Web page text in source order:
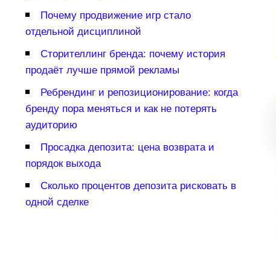
Почему продвижение игр стало
отдельной дисциплиной
Сторителлинг бренда: почему история
продаёт лучше прямой рекламы
Ребрендинг и репозиционирование: когда
ренду пора меняться и как не потерять
аудиторию
Просадка депозита: цена возврата и
порядок выхода
Сколько процентов депозита рисковать
одной сделке